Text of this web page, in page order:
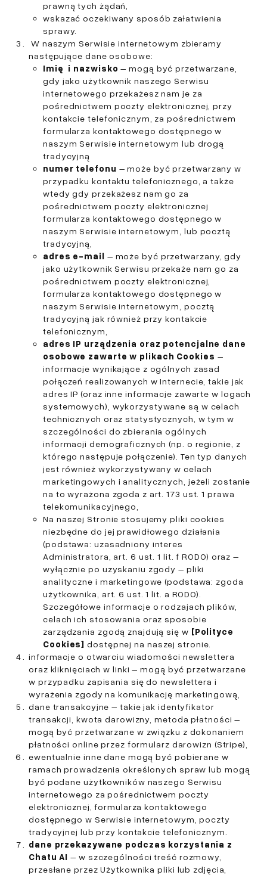
prawną tych żądań,
wskazać oczekiwany sposób załatwienia
sprawy.
W naszym Serwisie internetowym zbieramy
następujące dane osobowe:
Imię i nazwisko– mogą być przetwarzane,
gdy jako użytkownik naszego Serwisu
internetowego przekażesz nam je za
pośrednictwem poczty elektronicznej, przy
kontakcie telefonicznym, za pośrednictwem
formularza kontaktowego dostępnego w
naszym Serwisie internetowym lub drogą
tradycyjną
numer telefonu – może być przetwarzany w
przypadku kontaktu telefonicznego, a także
wtedy gdy przekażesz nam go za
pośrednictwem poczty elektronicznej
formularza kontaktowego dostępnego w
naszym Serwisie internetowym, lub pocztą
tradycyjną,
adres e-mail – może być przetwarzany, gdy
jako użytkownik Serwisu przekaże nam go za
pośrednictwem poczty elektronicznej,
formularza kontaktowego dostępnego w
naszym Serwisie internetowym, pocztą
tradycyjną jak również przy kontakcie
telefonicznym,
adres IP urządzenia oraz potencjalne dane
osobowe zawarte w plikach Cookies –
informacje wynikające z ogólnych zasad
połączeń realizowanych w Internecie, takie jak
adres IP (oraz inne informacje zawarte w logach
systemowych), wykorzystywane są w celach
technicznych oraz statystycznych, w tym w
szczególności do zbierania ogólnych
informacji demograficznych (np. o regionie, z
którego następuje połączenie). Ten typ danych
jest również wykorzystywany w celach
marketingowych i analitycznych, jeżeli zostanie
na to wyrażona zgoda z art. 173 ust. 1 prawa
telekomunikacyjnego,
Na naszej Stronie stosujemy pliki cookies
niezbędne do jej prawidłowego działania
(podstawa: uzasadniony interes
Administratora, art. 6 ust. 1 lit. f RODO) oraz –
wyłącznie po uzyskaniu zgody – pliki
analityczne i marketingowe (podstawa: zgoda
użytkownika, art. 6 ust. 1 lit. a RODO).
Szczegółowe informacje o rodzajach plików,
celach ich stosowania oraz sposobie
zarządzania zgodą znajdują się w [Polityce
Cookies] dostępnej na naszej stronie.
informacje o otwarciu wiadomości newslettera
oraz kliknięciach w linki – mogą być przetwarzane
w przypadku zapisania się do newslettera i
wyrażenia zgody na komunikację marketingową,
dane transakcyjne – takie jak identyfikator
transakcji, kwota darowizny, metoda płatności –
mogą być przetwarzane w związku z dokonaniem
płatności online przez formularz darowizn (Stripe),
ewentualnie inne dane mogą być pobierane w
ramach prowadzenia określonych spraw lub mogą
być podane użytkowników naszego Serwisu
internetowego za pośrednictwem poczty
elektronicznej, formularza kontaktowego
dostępnego w Serwisie internetowym, poczty
tradycyjnej lub przy kontakcie telefonicznym.
dane przekazywane podczas korzystania z
Chatu AI– w szczególności treść rozmowy,
przesłane przez Użytkownika pliki lub zdjęcia,